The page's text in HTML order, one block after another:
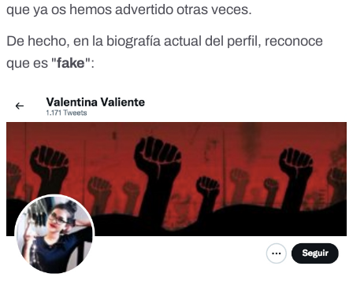
que ya os hemos advertido otras veces.
De hecho, en la biografía actual del perfil, reconoce
que es "fake":